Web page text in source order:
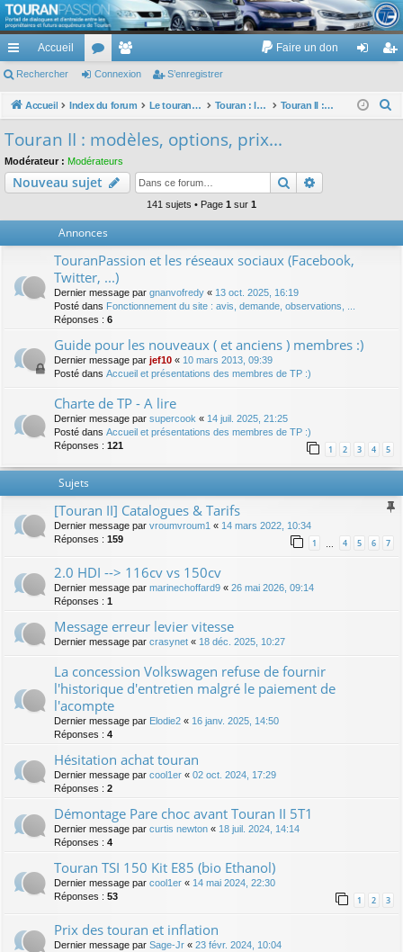
TouranPassion
Le forum des propriétaires ou futurs acquéreurs du Volkswagen Touran
cc
ès
pi
de
Accueil
or
u
e
m
Faire un don
ne nr
Rechercher Connexion S’enregistrer
Accueil Index du forum Le touran dans ses versions I (V1 V2 V3) et II ... Touran : les modèles, les prix, les achats, les options, ... Touran II : modèles, options, prix...
c
Touran II : modèles, options, prix...
Modérateur : Modérateurs
Nouveau sujet Rechercher
141 sujets • Page 1 sur 1
Annonces
TouranPassion et les réseaux sociaux (Facebook,
Twitter, ...)
Dernier message par gnanvofredy « 13 oct. 2025, 16:19
Posté dans Fonctionnement du site : avis, demande, observations, ...
Réponses : 6
Guide pour les nouveaux ( et anciens ) membres :)
Dernier message par jef10 « 10 mars 2013, 09:39
Posté dans Accueil et présentations des membres de TP :)
Charte de TP - A lire
Dernier message par supercook « 14 juil. 2025, 21:25
Posté dans Accueil et présentations des membres de TP :)
Réponses : 121 1 2 3 4 5
Sujets
[Touran II] Catalogues & Tarifs
Dernier message par vroumvroum1 « 14 mars 2022, 10:34
Réponses : 159 1 … 4 5 6 7
2.0 HDI --> 116cv vs 150cv
Dernier message par marinechoffard9 « 26 mai 2026, 09:14
Réponses : 1
Message erreur levier vitesse
Dernier message par crasynet « 18 déc. 2025, 10:27
La concession Volkswagen refuse de fournir
l'historique d'entretien malgré le paiement de
l'acompte
Dernier message par Elodie2 « 16 janv. 2025, 14:50
Réponses : 4
Hésitation achat touran
Dernier message par cool1er « 02 oct. 2024, 17:29
Réponses : 2
Démontage Pare choc avant Touran II 5T1
Dernier message par curtis newton « 18 juil. 2024, 14:14
Réponses : 4
Touran TSI 150 Kit E85 (bio Ethanol)
Dernier message par cool1er « 14 mai 2024, 22:30
Réponses : 53 1 2 3
Prix des touran et inflation
Dernier message par Sage-Jr « 23 févr. 2024, 10:04